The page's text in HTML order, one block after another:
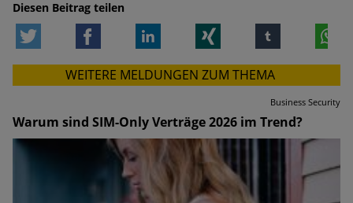
Diesen Beitrag teilen
Facebook LinkedIn tumblr
WEITERE MELDUNGEN ZUM THEMA
Business Security
Warum sind SIM-Only Verträge 2026 im Trend?